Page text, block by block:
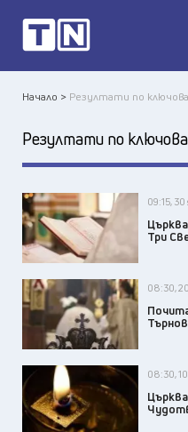
Начало > Резултати по
Резултати по
09:15,
Три
08:30,
08:30,